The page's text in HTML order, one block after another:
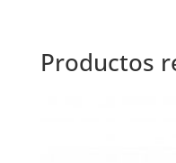
Productos